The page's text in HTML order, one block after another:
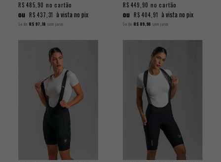
R$ 485,90 no cartão
ou R$ 437,31 à vista no pix
5x de R$ 97,18 sem juros
R$ 449,90 no cartão
ou R$ 404,91 à vista no pix
5x de R$ 89,98 sem juros